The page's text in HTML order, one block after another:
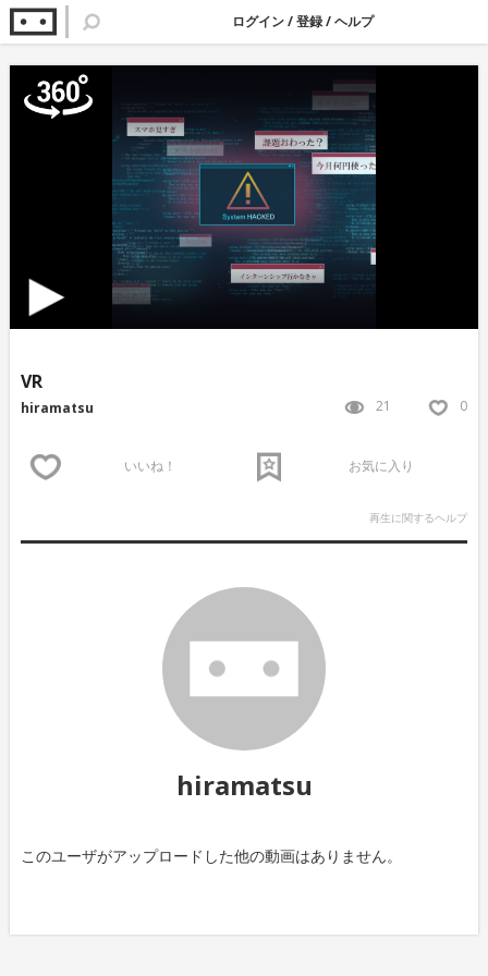
ログイン/登録/ヘルプ
VR
hiramatsu 21 0
いいね！ お気に入り
再生に関するヘルプ
hiramatsu
このユーザがアップロードした他の動画はありません。